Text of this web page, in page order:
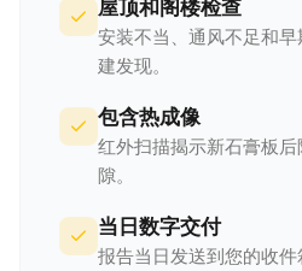
屋顶和阁楼检查
安装不当、通风不足和
建发现。
包含热成像
红外扫描揭示新石膏板
隙。
当日数字交付
报告当日发送到您的收